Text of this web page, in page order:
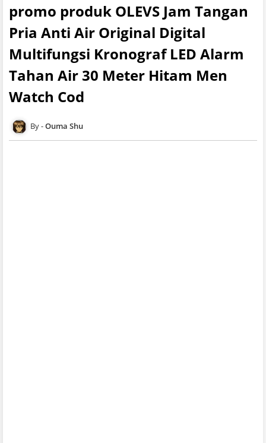
promo produk OLEVS Jam Tangan
Pria Anti Air Original Digital
Multifungsi Kronograf LED Alarm
Tahan Air 30 Meter Hitam Men
Watch Cod
Ouma Shu